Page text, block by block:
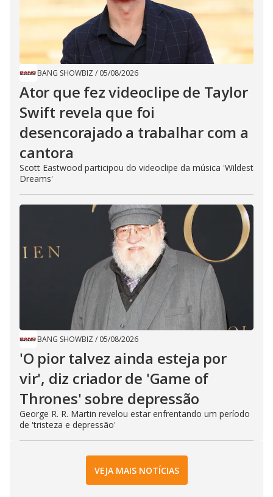
BANG SHOWBIZ / 05/08/2026
Ator que fez videoclipe de Taylor
Swift revela que foi
desencorajado a trabalhar com a
cantora
Scott Eastwood participou do videoclipe da música 'Wildest
Dreams'
BANG SHOWBIZ / 05/08/2026
'O pior talvez ainda esteja por
vir', diz criador de 'Game of
Thrones' sobre depressão
George R. R. Martin revelou estar enfrentando um período
de 'tristeza e depressão'
VEJA MAIS NOTÍCIAS